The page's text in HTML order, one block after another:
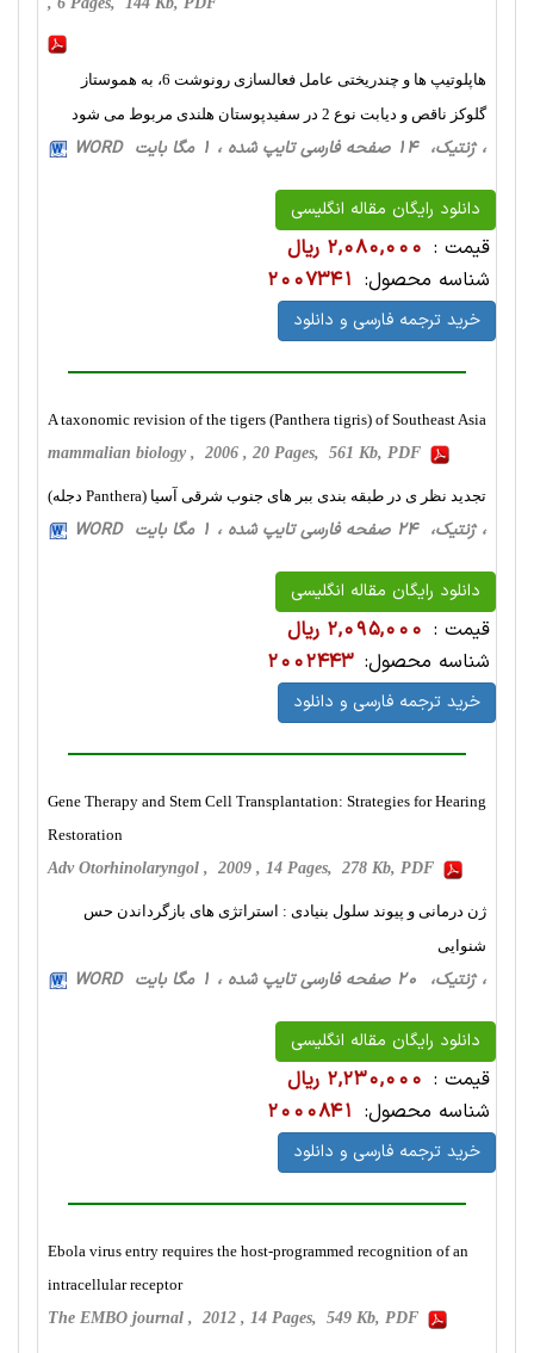
هاپلوتیپ ها و چندریختی عامل فعالسازی رونوشت 6، به هموستاز
گلوکز ناقص و دیابت نوع 2 در سفیدپوستان هلندی مربوط می شود
، ژنتیک، 14 صفحه فارسی تایپ شده ، 1 مگا بایت WORD
دانلود رایگان مقاله انگلیسی
قیمت : 2,080,000 ریال
شناسه محصول: 2007341
خرید ترجمه فارسی و دانلود
A taxonomic revision of the tigers (Panthera tigris) of Southeast Asia
mammalian biology , 2006 , 20 Pages, 561 Kb, PDF
تجدید نظر ی در طبقه بندی ببر های جنوب شرقی آسیا (Panthera دجله)
، ژنتیک، 24 صفحه فارسی تایپ شده ، 1 مگا بایت WORD
دانلود رایگان مقاله انگلیسی
قیمت : 2,095,000 ریال
شناسه محصول: 2002443
خرید ترجمه فارسی و دانلود
Gene Therapy and Stem Cell Transplantation: Strategies for Hearing
Restoration
Adv Otorhinolaryngol , 2009 , 14 Pages, 278 Kb, PDF
ژن درمانی و پیوند سلول بنیادی : استراتژی های بازگرداندن حس
شنوایی
، ژنتیک، 20 صفحه فارسی تایپ شده ، 1 مگا بایت WORD
دانلود رایگان مقاله انگلیسی
قیمت : 2,230,000 ریال
شناسه محصول: 2000841
خرید ترجمه فارسی و دانلود
Ebola virus entry requires the host‐programmed recognition of an
intracellular receptor
The EMBO journal , 2012 , 14 Pages, 549 Kb, PDF